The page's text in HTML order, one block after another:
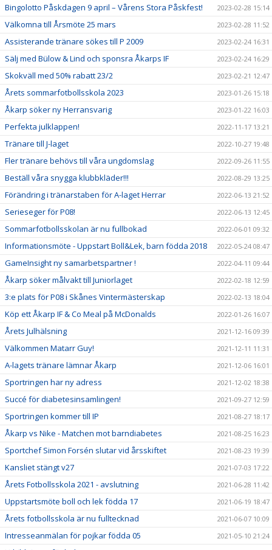
Bingolotto Påskdagen 9 april – Vårens Stora Påskfest! 2023-02-28 15:14
Välkomna till Årsmöte 25 mars 2023-02-28 11:52
Assisterande tränare sökes till P 2009 2023-02-24 16:31
Sälj med Bülow & Lind och sponsra Åkarps IF 2023-02-24 16:29
Skokväll med 50% rabatt 23/2 2023-02-21 12:47
Årets sommarfotbollsskola 2023 2023-01-26 15:18
Åkarp söker ny Herransvarig 2023-01-22 16:03
Perfekta julklappen! 2022-11-17 13:21
Tränare till J-laget 2022-10-27 19:48
Fler tränare behövs till våra ungdomslag 2022-09-26 11:55
Beställ våra snygga klubbkläder!!! 2022-08-29 13:25
Förändring i tränarstaben för A-laget Herrar 2022-06-13 21:52
Serieseger för P08! 2022-06-13 12:45
Sommarfotbollsskolan är nu fullbokad 2022-06-01 09:32
Informationsmöte - Uppstart Boll&Lek, barn födda 2018 2022-05-24 08:47
GameInsight ny samarbetspartner ! 2022-04-11 09:44
Åkarp söker målvakt till Juniorlaget 2022-02-18 12:59
3:e plats för P08 i Skånes Vintermästerskap 2022-02-13 18:04
Köp ett Åkarp IF & Co Meal på McDonalds 2022-01-26 16:07
Årets Julhälsning 2021-12-16 09:39
Välkommen Matarr Guy! 2021-12-11 11:31
A-lagets tränare lämnar Åkarp 2021-12-06 16:01
Sportringen har ny adress 2021-12-02 18:38
Succé för diabetesinsamlingen! 2021-09-27 12:59
Sportringen kommer till IP 2021-08-27 18:17
Åkarp vs Nike - Matchen mot barndiabetes 2021-08-25 16:23
Sportchef Simon Forsén slutar vid årsskiftet 2021-08-23 19:39
Kansliet stängt v27 2021-07-03 17:22
Årets Fotbollsskola 2021 - avslutning 2021-06-28 11:42
Uppstartsmöte boll och lek födda 17 2021-06-19 18:47
Årets fotbollsskola är nu fulltecknad 2021-06-07 10:09
Intresseanmälan för pojkar födda 05 2021-05-10 21:24